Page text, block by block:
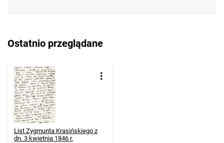
Ostatnio przeglądane
List Zygmunta Krasińskiego z
dn. 3 kwietnia 1846 r.